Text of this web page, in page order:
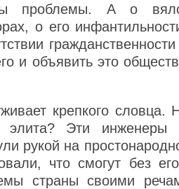
проблемы. А о
о его
и объявить это
крепкого словца.
элита? Эти инженеры
рукой на
что смогут без
страны своими